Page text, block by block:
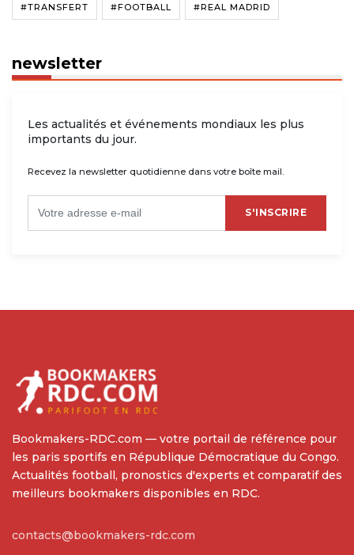
#TRANSFERT #FOOTBALL #REAL MADRID
newsletter
Les actualités et événements mondiaux les plus
importants du jour.
Recevez la newsletter quotidienne dans votre boîte mail.
S'INSCRIRE
Bookmakers-RDC.com — votre portail de référence pour
les paris sportifs en République Démocratique du Congo.
Actualités football, pronostics d'experts et comparatif des
meilleurs bookmakers disponibles en RDC.
contacts@bookmakers-rdc.com